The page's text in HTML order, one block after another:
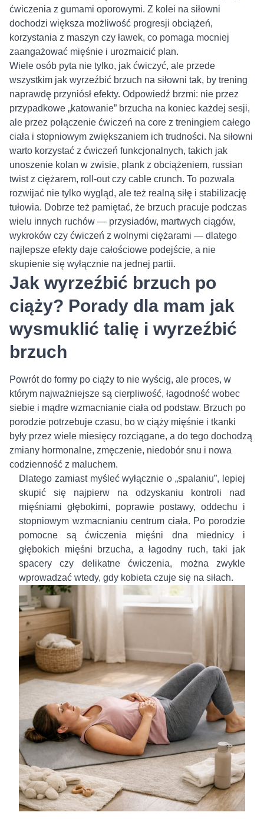
ćwiczenia z gumami oporowymi. Z kolei na siłowni
dochodzi większa możliwość progresji obciążeń,
korzystania z maszyn czy ławek, co pomaga mocniej
zaangażować mięśnie i urozmaicić plan.
Wiele osób pyta nie tylko, jak ćwiczyć, ale przede
wszystkim jak wyrzeźbić brzuch na siłowni tak, by trening
naprawdę przyniósł efekty. Odpowiedź brzmi: nie przez
przypadkowe „katowanie” brzucha na koniec każdej sesji,
ale przez połączenie ćwiczeń na core z treningiem całego
ciała i stopniowym zwiększaniem ich trudności. Na siłowni
warto korzystać z ćwiczeń funkcjonalnych, takich jak
unoszenie kolan w zwisie, plank z obciążeniem, russian
twist z ciężarem, roll-out czy cable crunch. To pozwala
rozwijać nie tylko wygląd, ale też realną siłę i stabilizację
tułowia. Dobrze też pamiętać, że brzuch pracuje podczas
wielu innych ruchów — przysiadów, martwych ciągów,
wykroków czy ćwiczeń z wolnymi ciężarami — dlatego
najlepsze efekty daje całościowe podejście, a nie
skupienie się wyłącznie na jednej partii.
Jak wyrzeźbić brzuch po
ciąży? Porady dla mam jak
wysmuklić talię i wyrzeźbić
brzuch
Powrót do formy po ciąży to nie wyścig, ale proces, w
którym najważniejsze są cierpliwość, łagodność wobec
siebie i mądre wzmacnianie ciała od podstaw. Brzuch po
porodzie potrzebuje czasu, bo w ciąży mięśnie i tkanki
były przez wiele miesięcy rozciągane, a do tego dochodzą
zmiany hormonalne, zmęczenie, niedobór snu i nowa
codzienność z maluchem.
Dlatego zamiast myśleć wyłącznie o „spalaniu”, lepiej
skupić się najpierw na odzyskaniu kontroli nad
mięśniami głębokimi, poprawie postawy, oddechu i
stopniowym wzmacnianiu centrum ciała. Po porodzie
pomocne są ćwiczenia mięśni dna miednicy i
głębokich mięśni brzucha, a łagodny ruch, taki jak
spacery czy delikatne ćwiczenia, można zwykle
wprowadzać wtedy, gdy kobieta czuje się na siłach.